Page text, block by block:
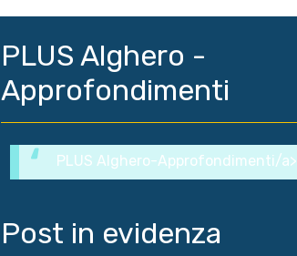
PLUS Alghero -
Approfondimenti
PLUS Alghero-Approfondimenti/a>
Post in evidenza